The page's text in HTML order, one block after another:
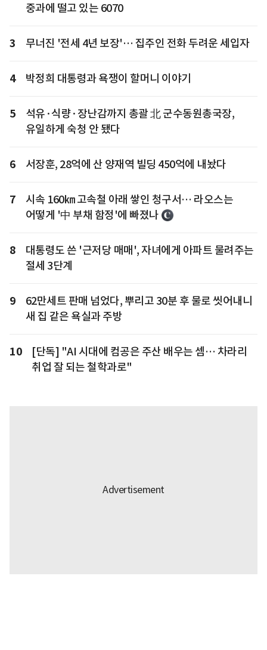
중과에 떨고 있는 6070
3 무너진 '전세 4년 보장'… 집주인 전화 두려운 세입자
4 박정희 대통령과 욕쟁이 할머니 이야기
5
석유·식량·장난감까지 총괄 北 군수동원총국장,
유일하게 숙청 안 됐다
6 서장훈, 28억에 산 양재역 빌딩 450억에 내놨다
7
시속 160㎞ 고속철 아래 쌓인 청구서… 라오스는
어떻게 '中 부채 함정'에 빠졌나
8
대통령도 쓴 '근저당 매매', 자녀에게 아파트 물려주는
절세 3단계
9
62만세트 판매 넘었다, 뿌리고 30분 후 물로 씻어내니
새 집 같은 욕실과 주방
10
[단독] "AI 시대에 컴공은 주산 배우는 셈… 차라리
취업 잘 되는 철학과로"